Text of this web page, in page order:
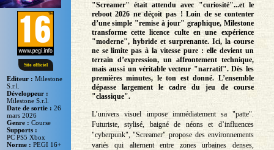
Site officiel
Editeur :Milestone
S.r.l.
Développeur :
Milestone S.r.l.
Date de sortie :26
mars 2026
Genre :Course
Supports :
PC PS5 Xbox
Norme :PEGI 16+
"Screamer" était attendu avec "curiosité"...et le
reboot 2026 ne déçoit pas ! Loin de se contenter
d’une simple "remise à jour" graphique, Milestone
transforme cette licence culte en une expérience
"moderne", hybride et surprenante. Ici, la course
ne se limite pas à la vitesse pure : elle devient un
terrain d’expression, un affrontement technique,
mais aussi un véritable vecteur "narratif". Dès les
premières minutes, le ton est donné. L’ensemble
dépasse largement le cadre du jeu de course
"classique".
L’univers visuel impose immédiatement sa "patte".
Futuriste, stylisé, baigné de néons et d’influences
"cyberpunk", "Screamer" propose des environnements
variés qui alternent entre zones urbaines denses,